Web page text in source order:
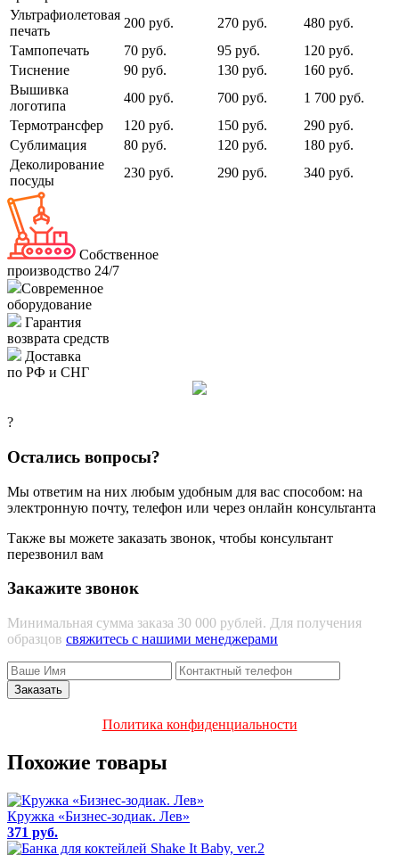
Ультрафиолетовая
печать
200 руб. 270 руб.
480 руб.
Тампопечать
70 руб. 95 руб.
120 руб.
Тиснение
90 руб. 130 руб.
160 руб.
Вышивка
логотипа
400 руб. 700 руб.
1 700 руб.
Термотрансфер
120 руб. 150 руб.
290 руб.
Сублимация
80 руб. 120 руб.
180 руб.
Деколирование
посуды
230 руб. 290 руб. 340 руб.
Собственное
производство 24/7
Современное
оборудование
Гарантия
возврата средств
Доставка
по РФ и СНГ
?
Остались вопросы?
Мы ответим на них любым удобным для вас способом: на
электронную почту, телефон или через онлайн консультанта
Также вы можете заказать звонок, чтобы консультант
перезвонил вам
Закажите звонок
Минимальная сумма заказа 30 000 рублей. Для получения
образцов свяжитесь с нашими менеджерами
Политика конфиденциальности
Похожие товары
Кружка «Бизнес-зодиак. Лев»
371 руб.